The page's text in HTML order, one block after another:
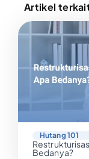
Artikel
Hutang 101
Bedanya?